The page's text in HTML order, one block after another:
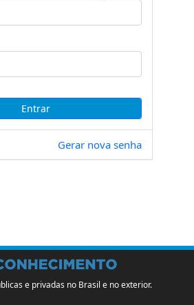
Gerar nova senha
e privadas no Brasil e no exterior.